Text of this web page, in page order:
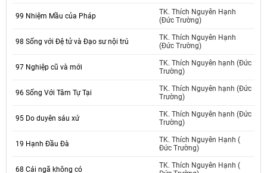
99 Nhiệm Mầu của Pháp
TK. Thích Nguyên Hạnh
(Đức Trường)
98 Sống với Đệ tử và Đạo sư nội trú
TK. Thích Nguyên Hạnh
(Đức Trường)
97 Nghiệp cũ và mới
TK. Thích Nguyên hạnh (Đức
Trường)
96 Sống Với Tâm Tự Tại
TK. Thích Nguyên hạnh (Đức
Trường)
95 Do duyên sáu xứ
TK. Thích Nguyên hạnh (Đức
Trường)
19 Hạnh Đầu Đà
TK. Thích Nguyên Hạnh (
Đức Trường)
68 Cái ngã không có
TK. Thích Nguyên Hạnh (